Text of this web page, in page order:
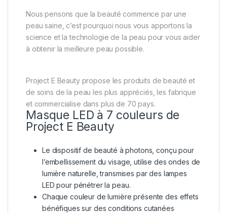
Nous pensons que la beauté commence par une
peau saine, c’est pourquoi nous vous apportons la
science et la technologie de la peau pour vous aider
à obtenir la meilleure peau possible.
Project E Beauty propose les produits de beauté et
de soins de la peau les plus appréciés, les fabrique
et commercialise dans plus de 70 pays.
Masque LED à 7 couleurs de
Project E Beauty
Le dispositif de beauté à photons, conçu pour
l’embellissement du visage, utilise des ondes de
lumière naturelle, transmises par des lampes
LED pour pénétrer la peau.
Chaque couleur de lumière présente des effets
bénéfiques sur des conditions cutanées